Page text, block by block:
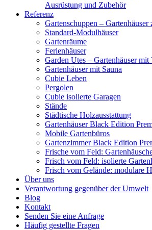
Ausrüstung und Zubehör
Referenz
Gartenschuppen –
Standard-Modulhäuser
Gartenräume
Ferienhäuser
Garden Utes – Gartenhäuser mit
Gartenhäuser mit Sauna
Cubie Leben
Pergolen
Cubie isolierte Garagen
Stände
Städtische Holzausstattung
Gartenhäuser Black Edition
Mobile Gartenbüros
Gartenzimmer Black Edition
Frische vom Feld:
Frisch vom Feld: isolierte
Frisch vom Gelände: modulare
Über uns
Verantwortung gegenüber der Umwelt
Blog
Kontakt
Senden Sie eine Anfrage
Häufig gestellte Fragen